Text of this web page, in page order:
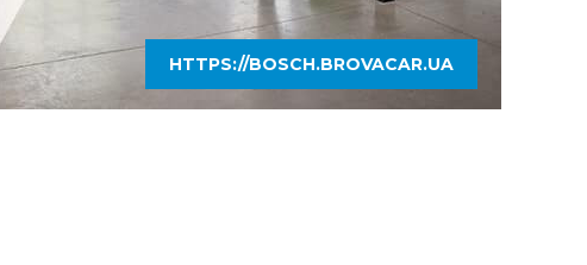
HTTPS://BOSCH.BROVACAR.UA